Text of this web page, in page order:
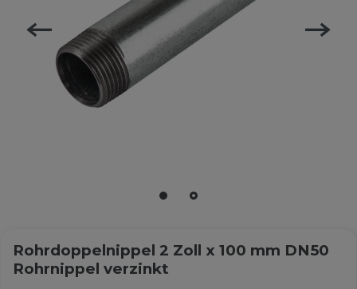
Rohrdoppelnippel 2 Zoll x 100 mm DN50
Rohrnippel verzinkt